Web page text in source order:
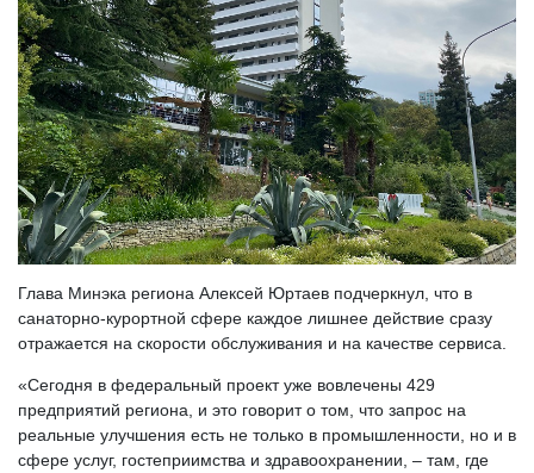
Глава Минэка региона Алексей Юртаев подчеркнул, что в
санаторно-курортной сфере каждое лишнее действие сразу
отражается на скорости обслуживания и на качестве сервиса.
«Сегодня в федеральный проект уже вовлечены 429
предприятий региона, и это говорит о том, что запрос на
реальные улучшения есть не только в промышленности, но и в
сфере услуг, гостеприимства и здравоохранении, – там, где